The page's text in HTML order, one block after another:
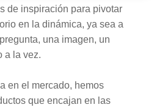
de inspiración para pivotar
en la dinámica, ya sea a
una imagen, un
a la vez.
en el mercado, hemos
que encajan en las